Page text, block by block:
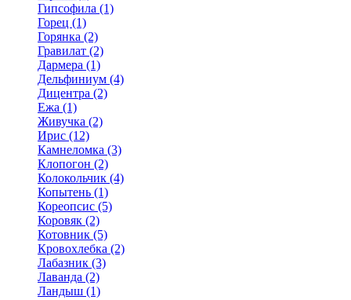
Гипсофила (1)
Горец (1)
Горянка (2)
Гравилат (2)
Дармера (1)
Дельфиниум (4)
Дицентра (2)
Ежа (1)
Живучка (2)
Ирис (12)
Камнеломка (3)
Клопогон (2)
Колокольчик (4)
Копытень (1)
Кореопсис (5)
Коровяк (2)
Котовник (5)
Кровохлебка (2)
Лабазник (3)
Лаванда (2)
Ландыш (1)